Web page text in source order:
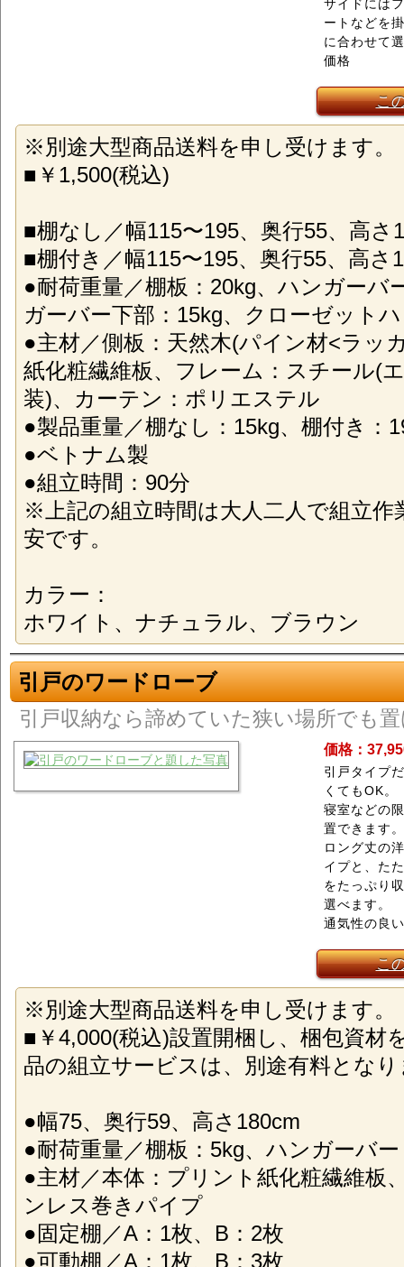
サイドには
ートなどを
に合わせて
価格
こ
※別途大型商品送料を申し受けます。
■￥1,500(税込)
■棚なし／幅115〜195、奥行55、高さ
■棚付き／幅115〜195、奥行55、高さ
●耐荷重量／棚板：20kg、ハンガーバ
ガーバー下部：15kg、クローゼット
●主材／側板：天然木(パイン材<ラッ
紙化粧繊維板、フレーム：スチール(
装)、カーテン：ポリエステル
●製品重量／棚なし：15kg、棚付き：
●ベトナム製
●組立時間：90分
※上記の組立時間は大人二人で組立作
安です。
カラー：
ホワイト、ナチュラル、ブラウン
引戸のワードローブ
引戸収納なら諦めていた狭い場所でも
価格：
引戸タイプ
くてもOK。
寝室などの
置できます。
ロング丈の
イプと、た
をたっぷり
選べます。
通気性の良
こ
※別途大型商品送料を申し受けます。
■￥4,000(税込)設置開梱し、梱包資
品の組立サービスは、別途有料とな
●幅75、奥行59、高さ180cm
●耐荷重量／棚板：5kg、ハンガーバ
●主材／本体：プリント紙化粧繊維板
ンレス巻きパイプ
●固定棚／A：1枚、B：2枚
●可動棚／A：1枚、B：3枚